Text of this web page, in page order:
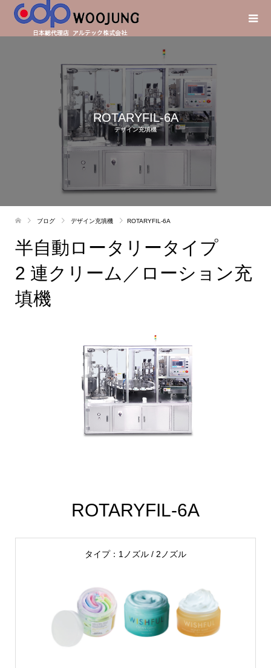
ROTARYFIL-6A
デザイン充填機
ブログ デザイン充填機 ROTARYFIL-6A
半自動ロータリータイプ
2 連クリーム／ローション充
填機
ROTARYFIL-6A
タイプ：1ノズル / 2ノズル